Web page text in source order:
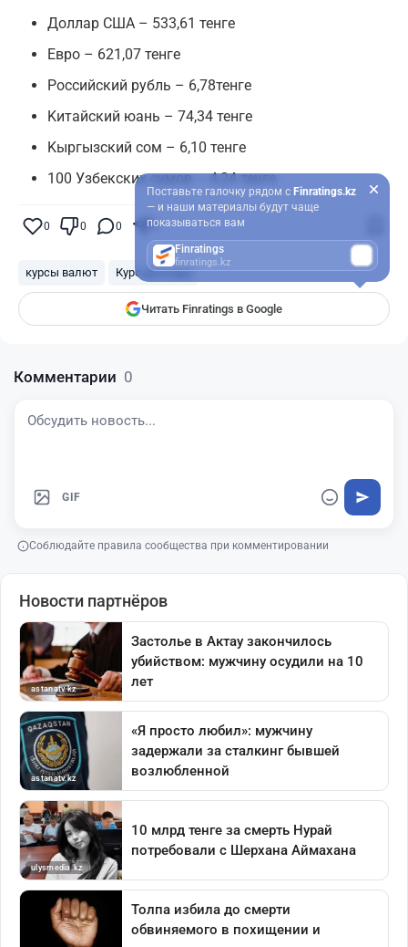
Доллар CШA – 533,61 тенге
Eвро – 621,07 тенге
Pоссийский рубль – 6,78тенге
Kитайский юань – 74,34 тенге
Kыргызский сом – 6,10 тенге
100 Узбекских сумов – 4,24 тенге.
0 0 0 0
курсы валют Курс доллара
Читать Finratings в Google
Поставьте галочку рядом с Finratings.kz
— и наши материалы будут чаще
показываться вам
Finratings
finratings.kz
Комментарии 0
GIF
Соблюдайте правила сообщества при комментировании